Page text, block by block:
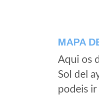
MAPA
Aqui os
Sol del
podeis ir